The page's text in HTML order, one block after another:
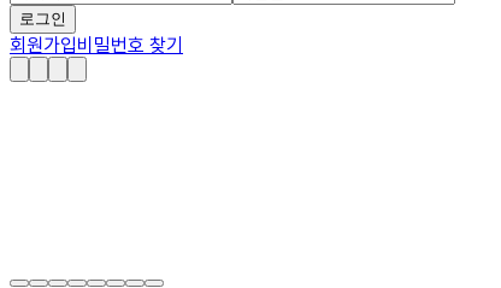
로그인
회원가입비밀번호 찾기